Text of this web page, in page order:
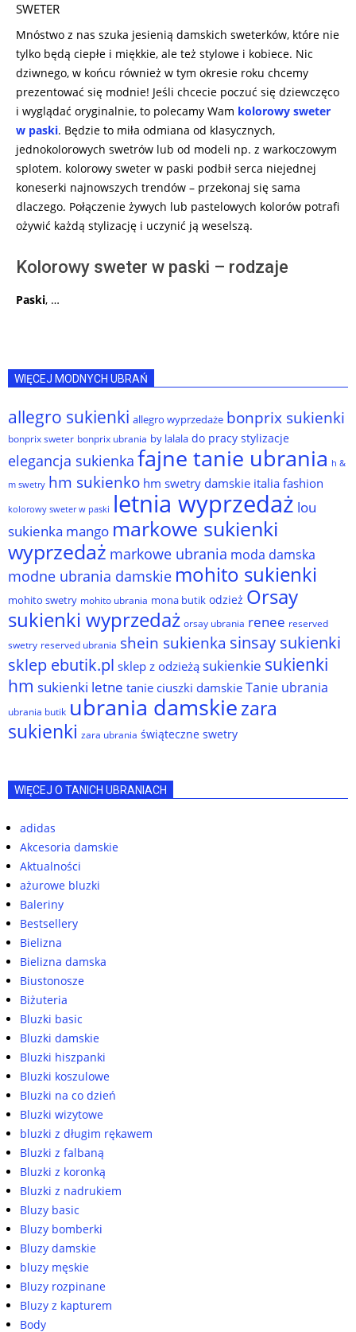
SWETER
Mnóstwo z nas szuka jesienią damskich sweterków, które nie
tylko będą ciepłe i miękkie, ale też stylowe i kobiece. Nic
dziwnego, w końcu również w tym okresie roku chcemy
prezentować się modnie! Jeśli chcecie poczuć się dziewczęco
i wyglądać oryginalnie, to polecamy Wam kolorowy sweter
w paski. Będzie to miła odmiana od klasycznych,
jednokolorowych swetrów lub od modeli np. z warkoczowym
splotem. kolorowy sweter w paski podbił serca niejednej
koneserki najnowszych trendów – przekonaj się sama
dlaczego. Połączenie żywych lub pastelowych kolorów potrafi
ożywić każdą stylizację i uczynić ją weselszą.
Kolorowy sweter w paski – rodzaje
Paski, …
WIĘCEJ MODNYCH UBRAŃ
allegro sukienki allegro wyprzedaże bonprix sukienki
bonprix sweter bonprix ubrania by lalala do pracy stylizacje
elegancja sukienka fajne tanie ubrania h &
m swetry hm sukienko hm swetry damskie italia fashion
kolorowy sweter w paski letnia wyprzedaż lou
sukienka mango markowe sukienki
wyprzedaż markowe ubrania moda damska
modne ubrania damskie mohito sukienki
mohito swetry mohito ubrania mona butik odzież Orsay
sukienki wyprzedaż orsay ubrania renee reserved
swetry reserved ubrania shein sukienka sinsay sukienki
sklep ebutik.pl sklep z odzieżą sukienkie sukienki
hm sukienki letne tanie ciuszki damskie Tanie ubrania
ubrania butik ubrania damskiezara
sukienki zara ubrania świąteczne swetry
WIĘCEJ O TANICH UBRANIACH
adidas
Akcesoria damskie
Aktualności
ażurowe bluzki
Baleriny
Bestsellery
Bielizna
Bielizna damska
Biustonosze
Biżuteria
Bluzki basic
Bluzki damskie
Bluzki hiszpanki
Bluzki koszulowe
Bluzki na co dzień
Bluzki wizytowe
bluzki z długim rękawem
Bluzki z falbaną
Bluzki z koronką
Bluzki z nadrukiem
Bluzy basic
Bluzy bomberki
Bluzy damskie
bluzy męskie
Bluzy rozpinane
Bluzy z kapturem
Body